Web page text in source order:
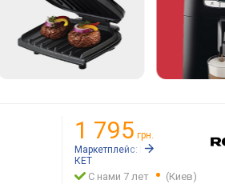
1 795 грн.
Маркетплейс:
Rozetka.ua
КЕТ
С нами 7 лет
(Киев)